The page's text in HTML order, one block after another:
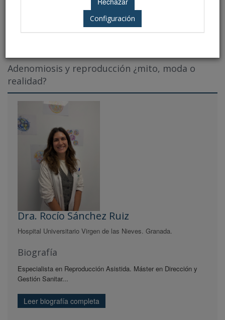
Configuración
Ponencias
Adenomiosis y reproducción ¿mito, moda o
realidad?
Dra. Rocío Sánchez Ruiz
Hospital Universitario Virgen de las Nieves. Granada.
Biografía
Especialista en Reproducción Asistida. Máster en Dirección y
Gestión Sanitar...
Leer biografía completa